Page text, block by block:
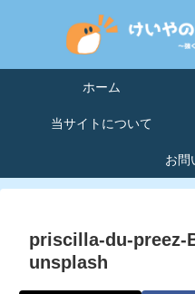
ホーム
当サイトについて
お問
priscilla-du-preez-
unsplash